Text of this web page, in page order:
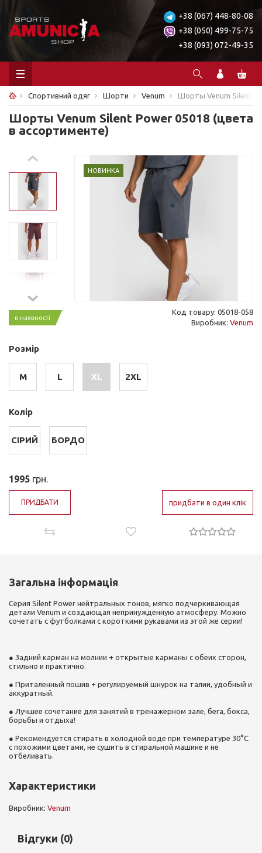
+38 (067) 448-80-08
+38 (050) 499-75-75
+38 (093) 072-49-35
Спортивний одяг Шорти Venum Шорты Venum Silent
Шорты Venum Silent Power 05018 (цвета
в ассортименте)
НОВИНКА
в наявності
Код товару: 05018-058
Виробник: Venum
Розмір
M L XL 2XL
Колір
СІРИЙ БОРДО
1995 грн.
ПРИДБАТИ придбати в один клік
Загальна інформація
Серия Silent Power нейтральных тонов, мягко подчеркивающая
детали Venum и создающая непринужденную атмосферу. Можно
сочетать с футболками с короткими рукавами из этой же серии!
● Задний карман на молнии + открытые карманы с обеих сторон,
стильно и практично.
● Приталенный пошив + регулируемый шнурок на талии, удобный и
аккуратный.
● Лучшее сочетание для занятий в тренажерном зале, бега, бокса,
борьбы и отдыха!
● Рекомендуется стирать в холодной воде при температуре 30°C
с похожими цветами, не сушить в стиральной машине и не
отбеливать.
Характеристики
Виробник: Venum
Відгуки (0)